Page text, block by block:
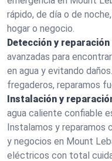
rápido, de día o de
hogar o negocio.
Detección y
avanzadas para
en agua y evitando
fregaderos, reparamos
Instalación y
agua caliente confiable
Instalamos y reparamos
y negocios en Mount
eléctricos con total